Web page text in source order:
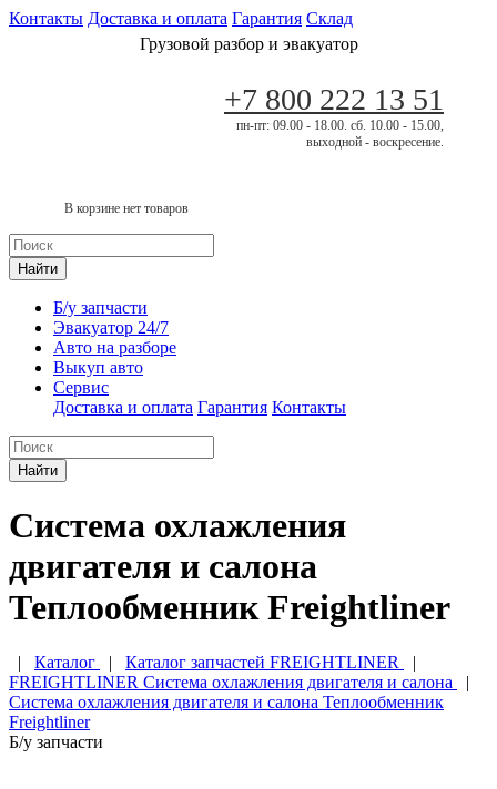
Контакты Доставка и оплата Гарантия Склад
Грузовой разбор и эвакуатор
+7 800 222 13 51
пн-пт: 09.00 - 18.00. сб. 10.00 - 15.00,
выходной - воскресение.
В корзине нет товаров
Найти
Б/у запчасти
Эвакуатор 24/7
Авто на разборе
Выкуп авто
Сервис
Доставка и оплата Гарантия Контакты
Найти
Система охлажления
двигателя и салона
Теплообменник Freightliner
| Каталог | Каталог запчастей FREIGHTLINER
|
FREIGHTLINER Система охлажления двигателя и салона
|
Система охлажления двигателя и салона Теплообменник
Freightliner
Б/у запчасти